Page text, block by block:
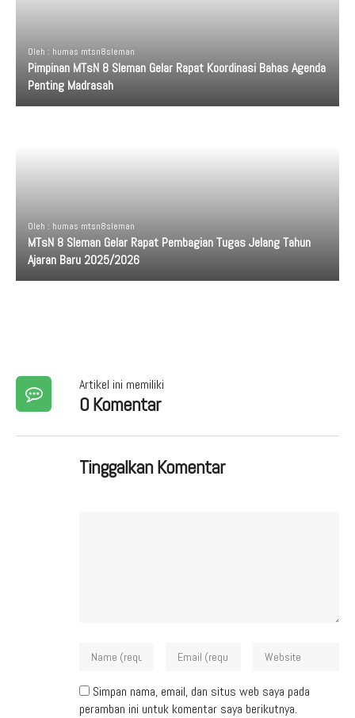
Oleh : humas mtsn8sleman
Pimpinan MTsN 8 Sleman Gelar Rapat Koordinasi Bahas Agenda
Penting Madrasah
Oleh : humas mtsn8sleman
MTsN 8 Sleman Gelar Rapat Pembagian Tugas Jelang Tahun
Ajaran Baru 2025/2026
Artikel ini memiliki
0 Komentar
Tinggalkan Komentar
Simpan nama, email, dan situs web saya pada
peramban ini untuk komentar saya berikutnya.